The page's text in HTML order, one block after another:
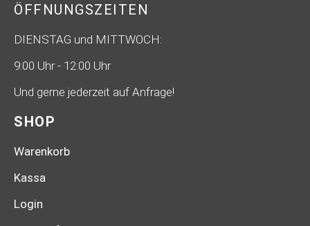
ÖFFNUNGSZEITEN
DIENSTAG und MITTWOCH:
9:00 Uhr - 12:00 Uhr
Und gerne jederzeit auf Anfrage!
SHOP
Warenkorb
Kassa
Login